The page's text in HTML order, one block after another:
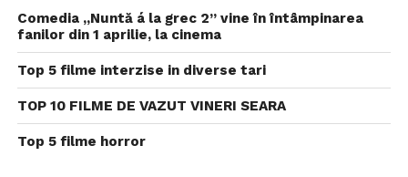
Comedia ,,Nuntă á la grec 2” vine în întâmpinarea
fanilor din 1 aprilie, la cinema
Top 5 filme interzise in diverse tari
TOP 10 FILME DE VAZUT VINERI SEARA
Top 5 filme horror